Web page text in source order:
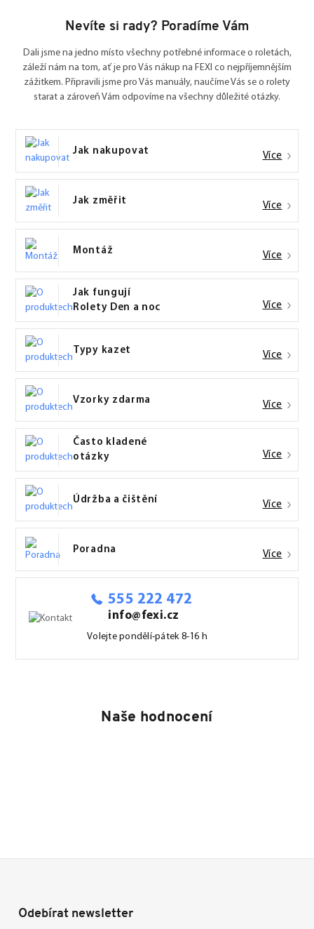
Nevíte si rady? Poradíme Vám
Dali jsme na jedno místo všechny potřebné informace o roletách,
záleží nám na tom, ať je pro Vás nákup na FEXI co nejpříjemnějším
zážitkem. Připravili jsme pro Vás manuály, naučíme Vás se o rolety
starat a zároveň Vám odpovíme na všechny důležité otázky.
Jak nakupovat Více
Jak změřit Více
Montáž Více
Jak fungují
Rolety Den a noc
Více
Typy kazet Více
Vzorky zdarma Více
Často kladené
otázky
Více
Údržba a čištění Více
Poradna Více
555 222 472
info@fexi.cz
Volejte pondělí-pátek 8-16 h
Naše hodnocení
Odebírat newsletter